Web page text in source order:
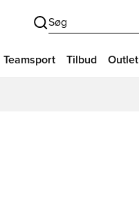
Søg
Teamsport Tilbud Outlet